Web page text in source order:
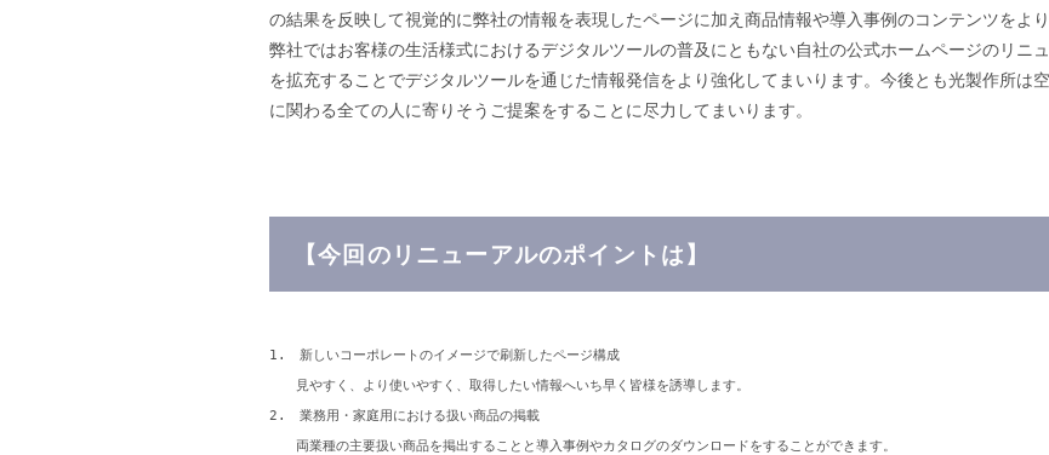
の結果を反映して視覚的に弊社の情報を表現したページに加え商品情報や導入事例のコンテンツをより
弊社ではお客様の生活様式におけるデジタルツールの普及にともない自社の公式ホームページのリニ
を拡充することでデジタルツールを通じた情報発信をより強化してまいります。今後とも光製作所は
に関わる全ての人に寄りそうご提案をすることに尽力してまいります。
【今回のリニューアルのポイントは 】
1.　新しいコーポレートのイメージで刷新したページ構成
見やすく、より使いやすく、取得したい情報へいち早く皆様を誘導します。
2.　業務用・家庭用における扱い商品の掲載
両業種の主要扱い商品を掲出することと導入事例やカタログのダウンロードをすることができます。